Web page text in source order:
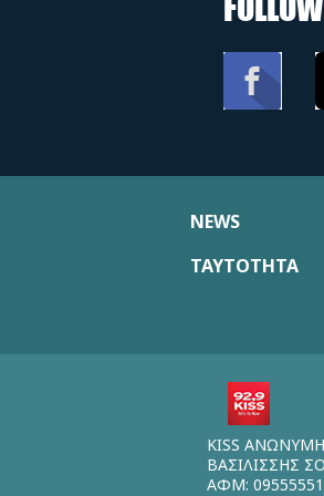
NEWS
ΤΑΥΤΟΤΗΤΑ
KISS
ΒΑΣΙΛΙΣΣΗΣ
ΑΦΜ: